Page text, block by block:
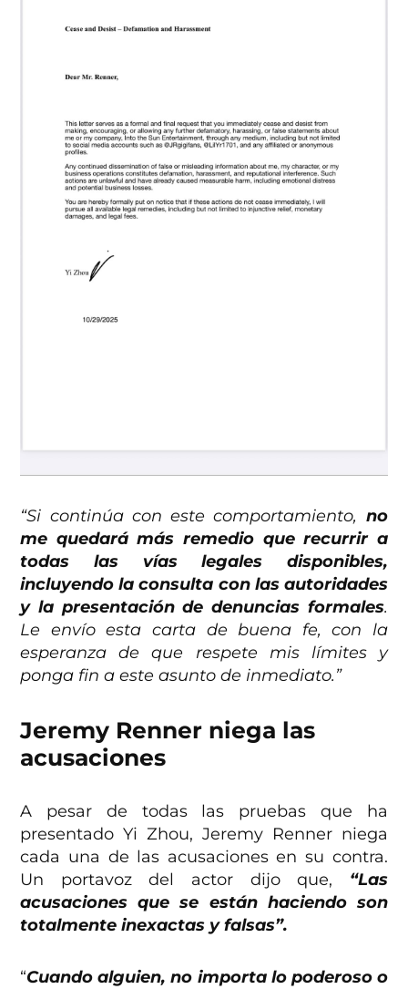
“Si continúa con este comportamiento, no
me quedará más remedio que recurrir a
todas las vías legales disponibles,
incluyendo la consulta con las autoridades
y la presentación de denuncias formales.
Le envío esta carta de buena fe, con la
esperanza de que respete mis límites y
ponga fin a este asunto de inmediato.”
Jeremy Renner niega las
acusaciones
A pesar de todas las pruebas que ha
presentado Yi Zhou, Jeremy Renner niega
cada una de las acusaciones en su contra.
Un portavoz del actor dijo que, “Las
acusaciones que se están haciendo son
totalmente inexactas y falsas”.
“Cuando alguien, no importa lo poderoso o